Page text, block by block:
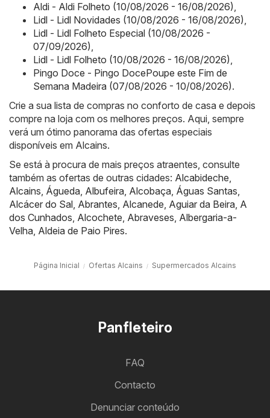
Aldi - Aldi Folheto (10/08/2026 - 16/08/2026),
Lidl - Lidl Novidades (10/08/2026 - 16/08/2026),
Lidl - Lidl Folheto Especial (10/08/2026 -
07/09/2026),
Lidl - Lidl Folheto (10/08/2026 - 16/08/2026),
Pingo Doce - Pingo DocePoupe este Fim de
Semana Madeira (07/08/2026 - 10/08/2026).
Crie a sua lista de compras no conforto de casa e depois
compre na loja com os melhores preços. Aqui, sempre
verá um ótimo panorama das ofertas especiais
disponíveis em Alcains.
Se está à procura de mais preços atraentes, consulte
também as ofertas de outras cidades: Alcabideche,
Alcains, Águeda, Albufeira, Alcobaça, Águas Santas,
Alcácer do Sal, Abrantes, Alcanede, Aguiar da Beira, A
dos Cunhados, Alcochete, Abraveses, Albergaria-a-
Velha, Aldeia de Paio Pires.
Página Inicial Ofertas Alcains Supermercados Alcains
Panfleteiro
FAQ
Contacto
Denunciar conteúdo